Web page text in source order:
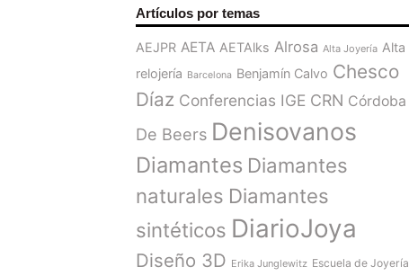
Artículos por temas
AEJPR AETA AETAlks Alrosa Alta Joyería Alta
relojería Barcelona Benjamín Calvo Chesco
Díaz Conferencias IGE CRN Córdoba
De Beers Denisovanos
Diamantes Diamantes
naturales Diamantes
sintéticos DiarioJoya
Diseño 3D Erika Junglewitz Escuela de Joyería